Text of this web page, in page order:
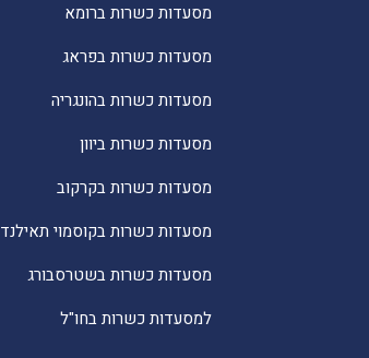
מסעדות כשרות ברומא
מסעדות כשרות בפראג
מסעדות כשרות בהונגריה
מסעדות כשרות ביוון
מסעדות כשרות בקרקוב
מסעדות כשרות בקוסמוי תאילנד
מסעדות כשרות בשטרסבורג
למסעדות כשרות בחו"ל